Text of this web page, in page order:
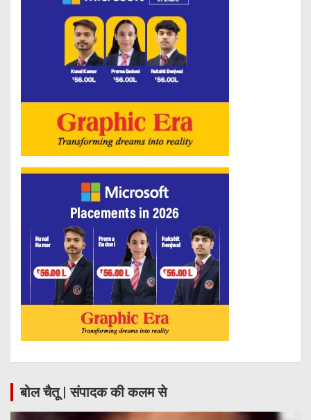
बोल चैतू | संपादक की कलम से